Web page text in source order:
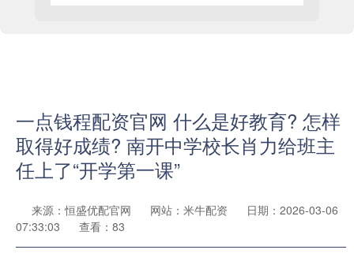
一点钱程配资官网 什么是好教育? 怎样
取得好成绩? 南开中学校长肖力给班主
任上了“开学第一课”
来源：恒盛优配官网 网站：米牛配资
日期：2026-03-06
07:33:03
查看：83